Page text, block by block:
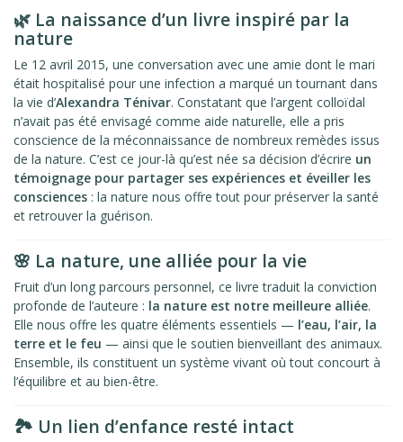
🌿 La naissance d’un livre inspiré par la
nature
Le 12 avril 2015, une conversation avec une amie dont le mari
était hospitalisé pour une infection a marqué un tournant dans
la vie d’Alexandra Ténivar. Constatant que l’argent colloïdal
n’avait pas été envisagé comme aide naturelle, elle a pris
conscience de la méconnaissance de nombreux remèdes issus
de la nature. C’est ce jour-là qu’est née sa décision d’écrire un
témoignage pour partager ses expériences et éveiller les
consciences : la nature nous offre tout pour préserver la santé
et retrouver la guérison.
🌸 La nature, une alliée pour la vie
Fruit d’un long parcours personnel, ce livre traduit la conviction
profonde de l’auteure : la nature est notre meilleure alliée.
Elle nous offre les quatre éléments essentiels — l’eau, l’air, la
terre et le feu — ainsi que le soutien bienveillant des animaux.
Ensemble, ils constituent un système vivant où tout concourt à
l’équilibre et au bien-être.
🏞️ Un lien d’enfance resté intact